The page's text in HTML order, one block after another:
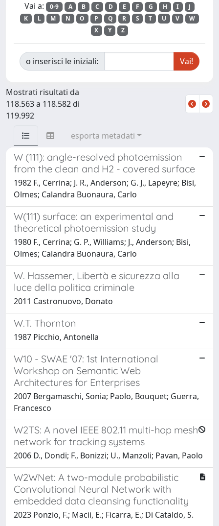
Vai a: 0-9 A B C D E F G H I
J
K
L M N O P Q R S T U V
W
X
Y Z
o inserisci le iniziali:
Mostrati risultati da
118.563 a 118.582 di
119.992
esporta metadati
W (111): angle-resolved photoemission
from the clean and H2 - covered surface
1982 F., Cerrina; J. R., Anderson; G. J., Lapeyre; Bisi,
Olmes; Calandra Buonaura, Carlo
W(111) surface: an experimental and
theoretical photoemission study
1980 F., Cerrina; G. P., Williams; J., Anderson; Bisi,
Olmes; Calandra Buonaura, Carlo
W. Hassemer, Libertà e sicurezza alla
luce della politica criminale
2011 Castronuovo, Donato
W.T. Thornton
1987 Picchio, Antonella
W10 - SWAE '07: 1st International
Workshop on Semantic Web
Architectures for Enterprises
2007 Bergamaschi, Sonia; Paolo, Bouquet; Guerra,
Francesco
W2TS: A novel IEEE 802.11 multi-hop mesh
network for tracking systems
2006 D., Dondi; F., Bonizzi; U., Manzoli; Pavan, Paolo
W2WNet: A two-module probabilistic
Convolutional Neural Network with
embedded data cleansing functionality
2023 Ponzio, F.; Macii, E.; Ficarra, E.; Di Cataldo, S.